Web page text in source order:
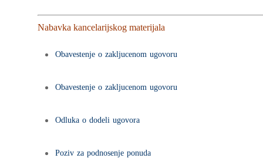
Nabavka kancelarijskog materijala
Obavestenje o zakljucenom ugovoru
Obavestenje o zakljucenom ugovoru
Odluka o dodeli ugovora
Poziv za podnosenje ponuda